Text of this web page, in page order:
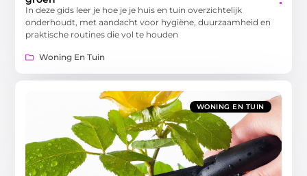
In deze gids leer je hoe je je huis en tuin overzichtelijk
onderhoudt, met aandacht voor hygiëne, duurzaamheid en
praktische routines die vol te houden
Woning En Tuin
WONING EN TUIN